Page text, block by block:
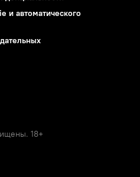
и автоматического
18+